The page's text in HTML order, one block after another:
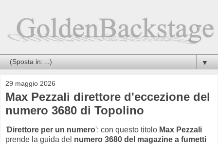
▼
29 maggio 2026
Max Pezzali direttore d'eccezione del
numero 3680 di Topolino
'Direttore per un numero': con questo titolo Max Pezzali
prende la guida del numero 3680 del magazine a fumetti